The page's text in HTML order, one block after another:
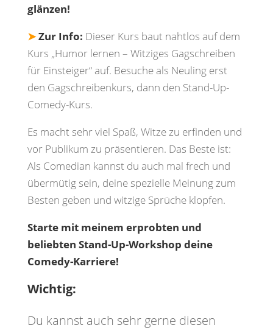
glänzen!
➤Zur Info: Dieser Kurs baut nahtlos auf dem
Kurs „Humor lernen – Witziges Gagschreiben
für Einsteiger“ auf. Besuche als Neuling erst
den Gagschreibenkurs, dann den Stand-Up-
Comedy-Kurs.
Es macht sehr viel Spaß, Witze zu erfinden und
vor Publikum zu präsentieren. Das Beste ist:
Als Comedian kannst du auch mal frech und
übermütig sein, deine spezielle Meinung zum
Besten geben und witzige Sprüche klopfen.
Starte mit meinem erprobten und
beliebten Stand-Up-Workshop deine
Comedy-Karriere!
Wichtig:
Du kannst auch sehr gerne diesen